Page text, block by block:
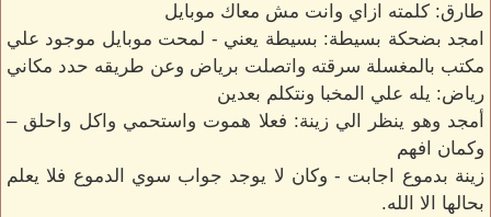
طارق: كلمته ازاي وانت مش معاك موبايل
امجد بضحكة بسيطة: بسيطة يعني - لمحت موبايل موجود علي
مكتب بالمغسلة سرقته واتصلت برياض وعن طريقه حدد مكاني
رياض: يله علي المخبا ونتكلم بعدين
أمجد وهو ينظر الي زينة: فعلا هموت واستحمي واكل واحلق –
وكمان افهم
زينة بدموع اجابت - وكان لا يوجد جواب سوي الدموع فلا يعلم
بحالها الا الله.